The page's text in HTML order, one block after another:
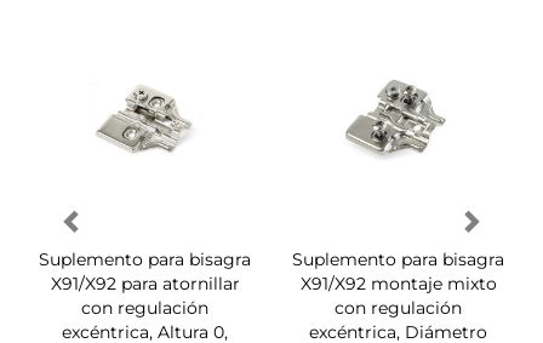
Suplemento para bisagra
X91/X92 para atornillar
con regulación
excéntrica, Altura 0,
Suplemento para bisagra
X91/X92 montaje mixto
con regulación
excéntrica, Diámetro